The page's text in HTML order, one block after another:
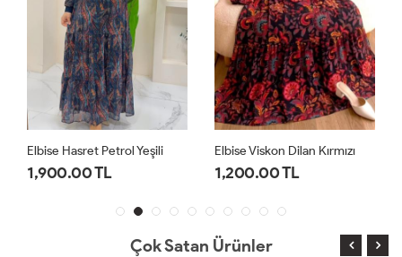
Elbise Hasret Petrol Yeşili
1,900.00 TL
Elbise Viskon Dilan Kırmızı
1,200.00 TL
Çok Satan Ürünler